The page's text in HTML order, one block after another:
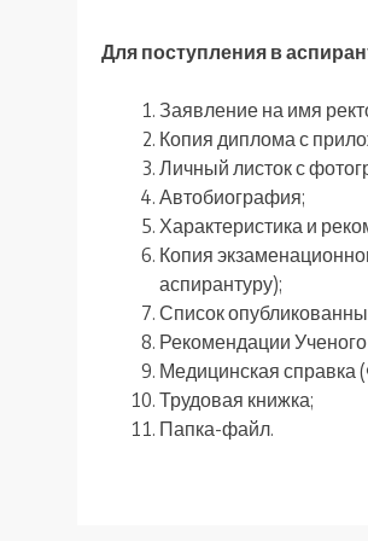
Для поступления в
Заявление на имя
Копия диплома с
Личный листок с
Автобиография;
Характеристика и
Копия
аспирантуру);
Список
Рекомендации Ученого
Медицинская справка
Трудовая книжка;
Папка-файл.